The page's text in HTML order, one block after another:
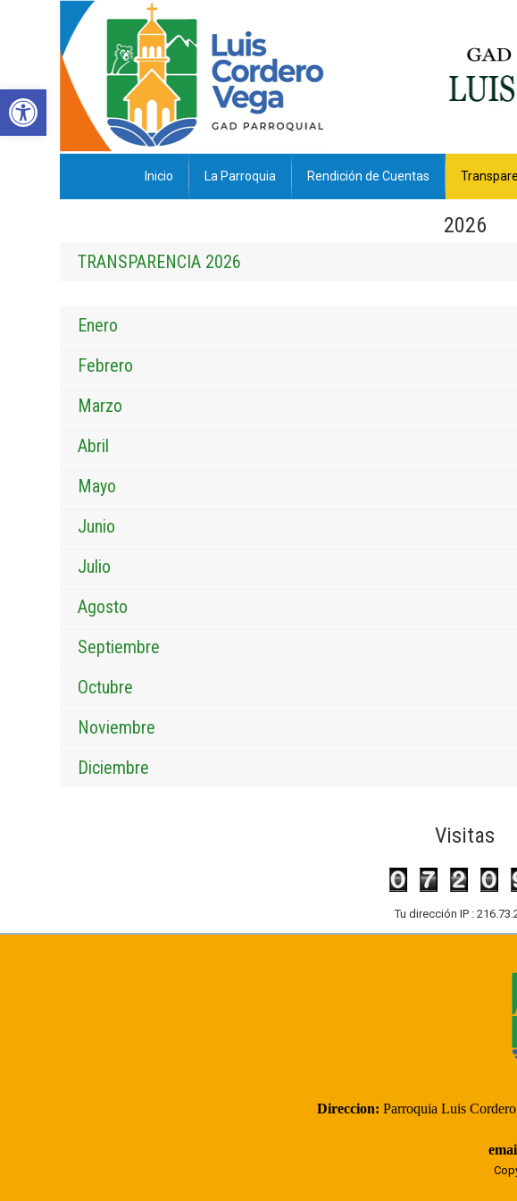
Abrir barra de herramientas
Inicio La Parroquia Rendición de Cuentas
2026
TRANSPARENCIA 2026
Enero
Febrero
Marzo
Abril
Mayo
Junio
Julio
Agosto
Septiembre
Octubre
Noviembre
Diciembre
Visitas
Tu dirección IP :
Direccion: Parroquia Luis